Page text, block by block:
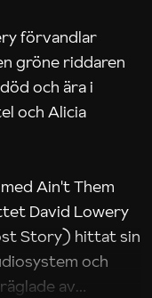
förvandlar
gröne riddaren
och ära i
och Alicia
Ain't Them
David Lowery
Story) hittat sin
och
av